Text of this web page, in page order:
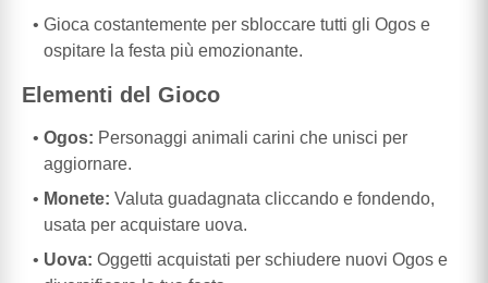
Gioca costantemente per sbloccare tutti gli Ogos e
ospitare la festa più emozionante.
Elementi del Gioco
Ogos: Personaggi animali carini che unisci per
aggiornare.
Monete: Valuta guadagnata cliccando e fondendo,
usata per acquistare uova.
Uova: Oggetti acquistati per schiudere nuovi Ogos e